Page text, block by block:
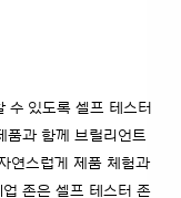
수 있도록 셀프 테스터
품과 함께 브릴리언트
연스럽게 제품 체험과
업 존은 셀프 테스터 존